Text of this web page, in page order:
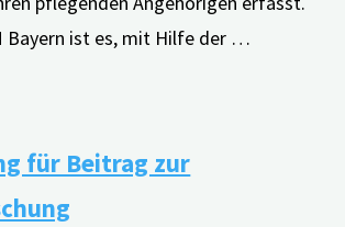
Bayern ist es, mit Hilfe der …
für Beitrag zur